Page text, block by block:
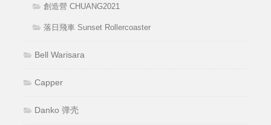
創造營 CHUANG2021
落日飛車 Sunset Rollercoaster
Bell Warisara
Capper
Danko 弹壳